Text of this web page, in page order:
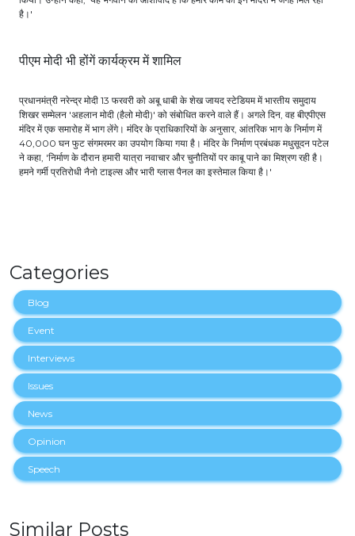
है।'
पीएम मोदी भी होंगें कार्यक्रम में शामिल
प्रधानमंत्री नरेन्द्र मोदी 13 फरवरी को अबू धाबी के शेख जायद स्टेडियम में भारतीय समुदाय
शिखर सम्मेलन 'अहलान मोदी (हैलो मोदी)' को संबोधित करने वाले हैं। अगले दिन, वह बीएपीएस
मंदिर में एक समारोह में भाग लेंगे। मंदिर के प्राधिकारियों के अनुसार, आंतरिक भाग के निर्माण में
40,000 घन फुट संगमरमर का उपयोग किया गया है। मंदिर के निर्माण प्रबंधक मधुसूदन पटेल
ने कहा, 'निर्माण के दौरान हमारी यात्रा नवाचार और चुनौतियों पर काबू पाने का मिश्रण रही है।
हमने गर्मी प्रतिरोधी नैनो टाइल्स और भारी ग्लास पैनल का इस्तेमाल किया है।'
Categories
Blog
Event
Interviews
Issues
News
Opinion
Speech
Similar Posts